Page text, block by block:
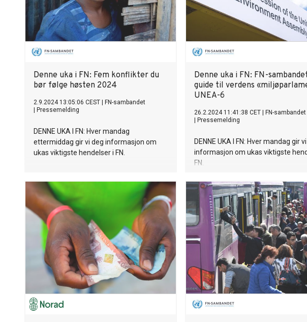
Denne uka i FN: Fem konflikter du
bør følge høsten 2024
2.9.2024 13:05:06 CEST
FN-sambandet
Pressemelding
DENNE UKA I FN: Hver mandag
ettermiddag gir vi deg informasjon om
ukas viktigste hendelser i FN.
Denne uka i FN: FN-
guide til verdens
UNEA-6
26.2.2024 11:41:38 CET
FN-sambandet
Pressemelding
DENNE UKA I FN: Hver mandag gir
informasjon om ukas viktigste
FN.